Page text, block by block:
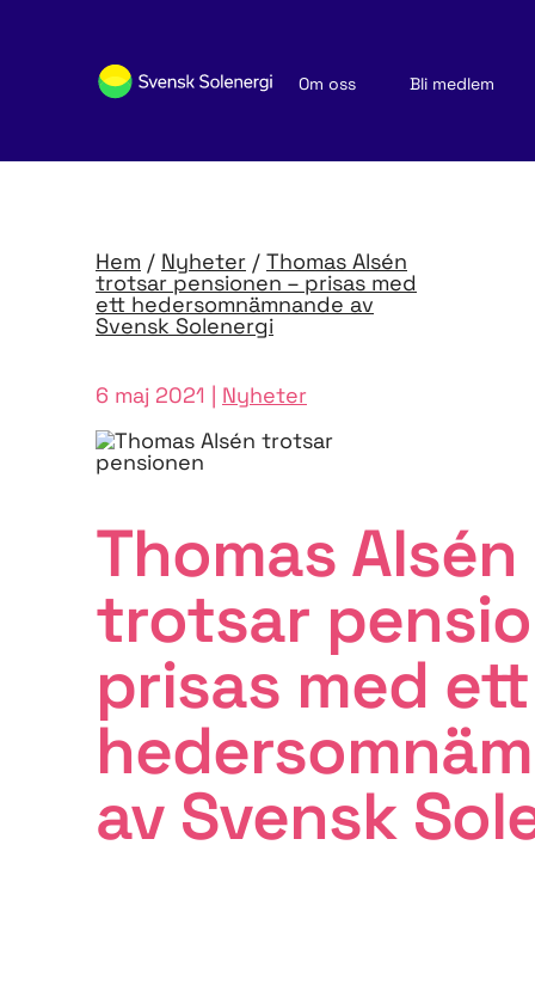
Om oss
Bli medlem
Nyheter och publikationer
Hem / Nyheter / Thomas Alsén
trotsar pensionen – prisas med
ett hedersomnämnande av
Svensk Solenergi
6 maj 2021 | Nyheter
Thomas Alsén
trotsar
prisas med ett
av Svensk